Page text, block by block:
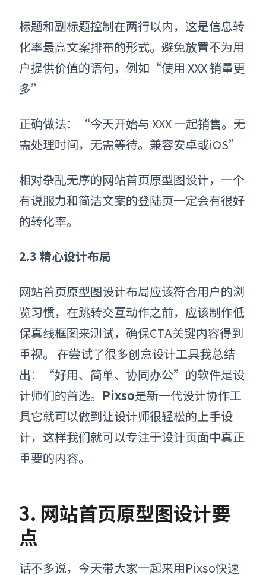
标题和副标题控制在两行以内，这是信息转
化率最高文案排布的形式。避免放置不为用
户提供价值的语句，例如“使用 XXX 销量更
多”
正确做法：“今天开始与 XXX 一起销售。无
需处理时间，无需等待。兼容安卓或iOS”
相对杂乱无序的网站首页原型图设计，一个
有说服力和简洁文案的登陆页一定会有很好
的转化率。
2.3 精心设计布局
网站首页原型图设计布局应该符合用户的浏
览习惯，在跳转交互动作之前，应该制作低
保真线框图来测试，确保CTA关键内容得到
重视。 在尝试了很多创意设计工具我总结
出：“好用、简单、协同办公”的软件是设
计师们的首选。 Pixso是新一代设计协作工
具它就可以做到让设计师很轻松的上手设
计，这样我们就可以专注于设计页面中真正
重要的内容。
3. 网站首页原型图设计要
点
话不多说，今天带大家一起来用Pixso快速